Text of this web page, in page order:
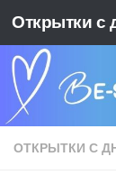
Перейти к
ОТКРЫТКИ С